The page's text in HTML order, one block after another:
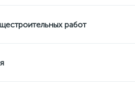
работ